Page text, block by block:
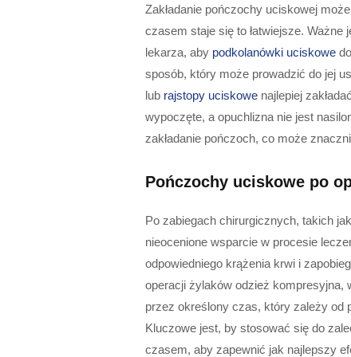
Zakładanie pończochy uciskowej
czasem staje się to łatwiejsze.
lekarza, aby podkolanówki uciskowe
sposób, który może prowadzić do jej
lub rajstopy uciskowenajlepiej
wypoczęte, a opuchlizna nie jest
zakładanie pończoch, co może
Pończochy uciskowe po
Po zabiegach chirurgicznych, takich
nieocenione wsparcie w procesie
odpowiedniego krążenia krwi i
operacji żylaków odzież
przez określony czas, który zależy od
Kluczowe jest, by stosować się do
czasem, aby zapewnić jak najlepszy